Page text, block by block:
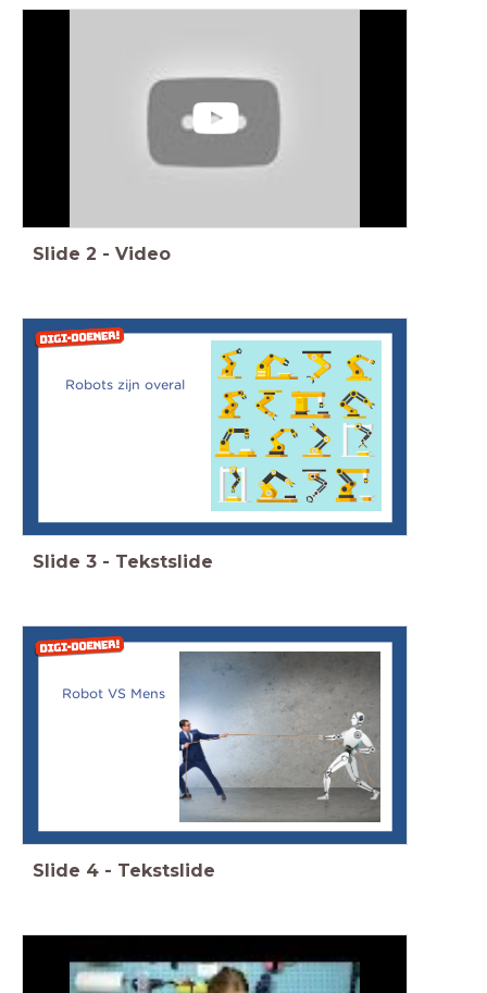
Slide 2 - Video
Robots zijn overal
Slide 3 - Tekstslide
Robot VS Mens
Slide 4 - Tekstslide